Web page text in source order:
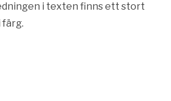
i texten finns ett stort